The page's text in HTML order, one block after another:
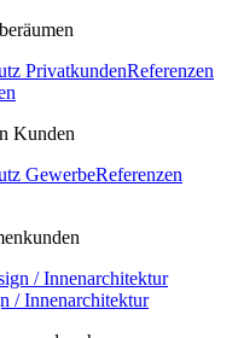
Referenzen
Kunden
Referenzen
/ Innenarchitektur